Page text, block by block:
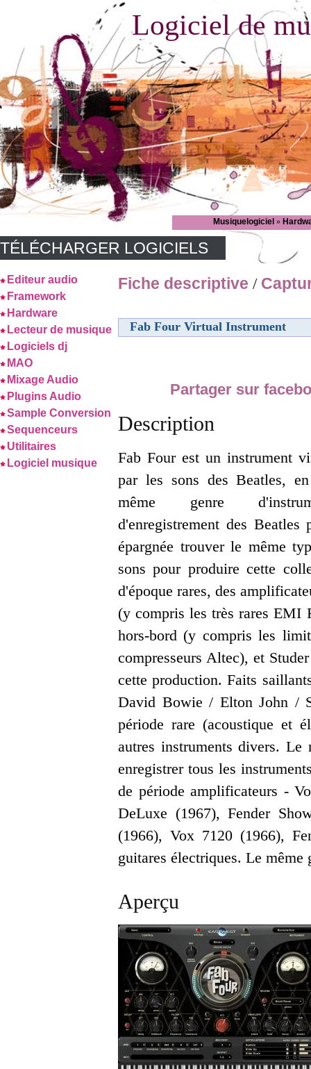
Logiciel de
Musiquelogiciel »
TÉLÉCHARGER LOGICIELS
Editeur audio
Framework
Hardware
Lecteur de musique
Logiciels dj
MAO
Mixage Audio
Plugins Audio
Sample Conversion
Sequenceurs
Utilitaires
Logiciel musique
Fiche descriptive /
Fab Four Virtual Instrument
Partager sur
Description
Fab Four est un instrument
par les sons des Beatles,
même genre
d'enregistrement des
épargnée trouver le même
sons pour produire cette
d'époque rares, des
(y compris les très rares EMI
hors-bord (y compris les
compresseurs Altec), et
cette production. Faits
David Bowie / Elton John /
période rare (acoustique et
autres instruments divers. Le
enregistrer tous les
de période amplificateurs -
DeLuxe (1967), Fender
(1966), Vox 7120 (1966),
guitares électriques. Le même
Aperçu